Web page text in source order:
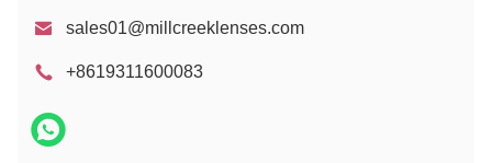
sales01@millcreeklenses.com
+8619311600083